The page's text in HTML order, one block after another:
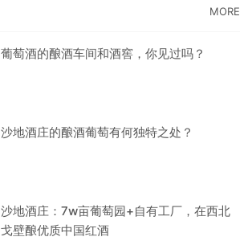
MORE
葡萄酒的酿酒车间和酒窖，你见过吗？
沙地酒庄的酿酒葡萄有何独特之处？
沙地酒庄：7w亩葡萄园+自有工厂，在西北
戈壁酿优质中国红酒